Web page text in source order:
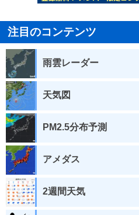
注目のコンテンツ
雨雲レーダー
天気図
PM2.5分布予測
アメダス
2週間天気